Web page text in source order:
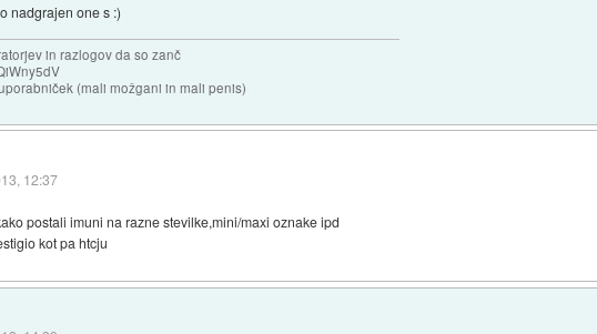
nadgrajen one s :)
in razlogov da so zanč
(mali možgani in mali penis)
12:37
postali imuni na razne stevilke,mini/maxi oznake ipd
kot pa htcju